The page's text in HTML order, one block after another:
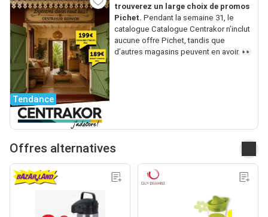
Tendance
trouverez un large choix de promos
Pichet. Pendant la semaine 31, le
catalogue Catalogue Centrakor n’inclut
aucune offre Pichet, tandis que
d’autres magasins peuvent en avoir. 👀
Offres alternatives